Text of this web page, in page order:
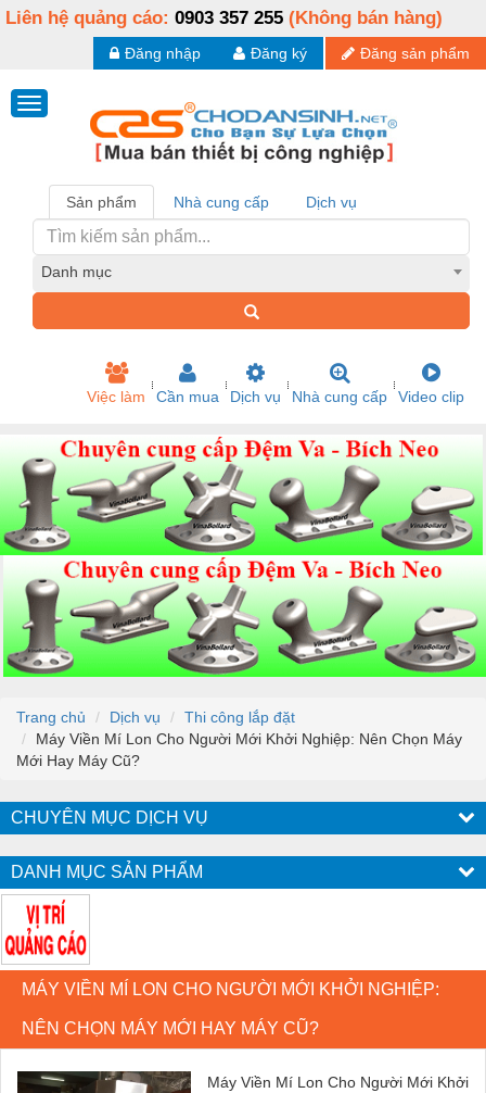
Liên hệ quảng cáo: 0903 357 255 (Không bán hàng)
Đăng sản phẩm
Đăng ký
Đăng nhập
Sản phẩm Nhà cung cấp Dịch vụ
Danh mục
Việc làm Cần mua Dịch vụ Nhà cung cấp Video clip
Trang chủ Dịch vụ
Thi công lắp đặt
Máy Viền Mí Lon Cho Người Mới Khởi Nghiệp: Nên Chọn Máy
Mới Hay Máy Cũ?
CHUYÊN MỤC DỊCH VỤ
DANH MỤC SẢN PHẨM
MÁY VIỀN MÍ LON CHO NGƯỜI MỚI KHỞI NGHIỆP:
NÊN CHỌN MÁY MỚI HAY MÁY CŨ?
Máy Viền Mí Lon Cho Người Mới Khởi